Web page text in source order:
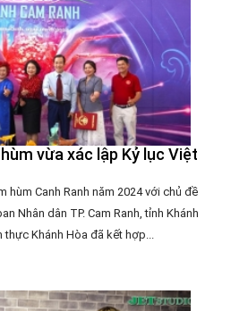
vừa xác lập Kỷ lục Việt
hùm Canh Ranh năm 2024 với chủ đề
Nhân dân TP. Cam Ranh, tỉnh Khánh
Khánh Hòa đã kết hợp...